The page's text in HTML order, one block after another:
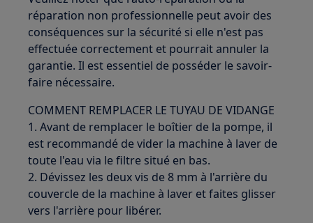
réparation non professionnelle peut avoir des
conséquences sur la sécurité si elle n'est pas
effectuée correctement et pourrait annuler la
garantie. Il est essentiel de posséder le savoir-
faire nécessaire.
COMMENT REMPLACER LE TUYAU DE VIDANGE
1. Avant de remplacer le boîtier de la pompe, il
est recommandé de vider la machine à laver de
toute l'eau via le filtre situé en bas.
2. Dévissez les deux vis de 8 mm à l'arrière du
couvercle de la machine à laver et faites glisser
vers l'arrière pour libérer.